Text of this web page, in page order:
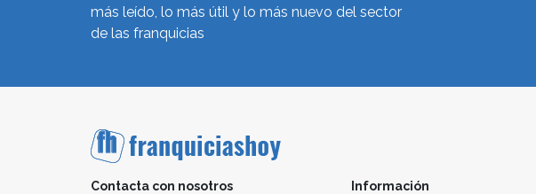
más leído, lo más útil y lo más nuevo del sector
de las franquicias
Contacta con nosotros Información